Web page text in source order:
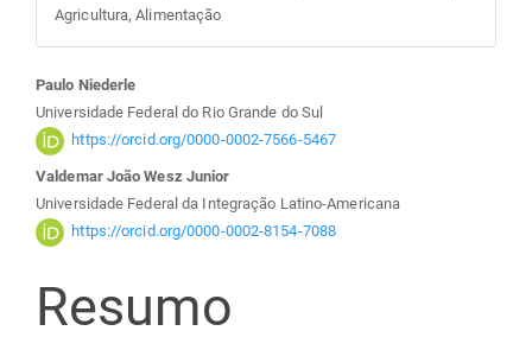
Agricultura, Alimentação
Conteúdo
do
artigo
principal
Paulo Niederle
Universidade Federal do Rio Grande do Sul
https://orcid.org/0000-0002-7566-5467
Valdemar João Wesz Junior
Universidade Federal da Integração Latino-Americana
https://orcid.org/0000-0002-8154-7088
Resumo